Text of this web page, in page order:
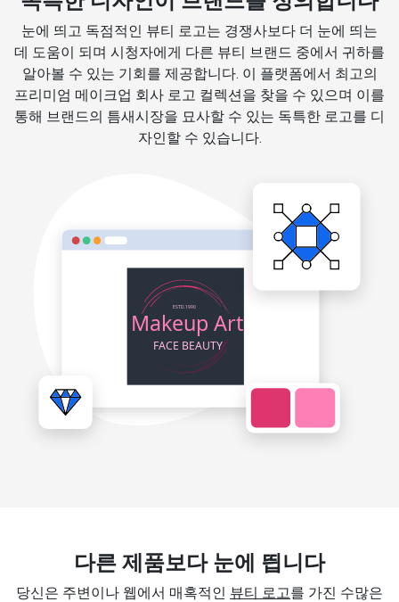
눈에 띄고 독점적인 뷰티 로고는 경쟁사보다 더 눈에 띄는
데 도움이 되며 시청자에게 다른 뷰티 브랜드 중에서 귀하를
알아볼 수 있는 기회를 제공합니다. 이 플랫폼에서 최고의
프리미엄 메이크업 회사 로고 컬렉션을 찾을 수 있으며 이를
통해 브랜드의 틈새시장을 묘사할 수 있는 독특한 로고를 디
자인할 수 있습니다.
다른 제품보다 눈에 띕니다
당신은 주변이나 웹에서 매혹적인 뷰티 로고를 가진 수많은